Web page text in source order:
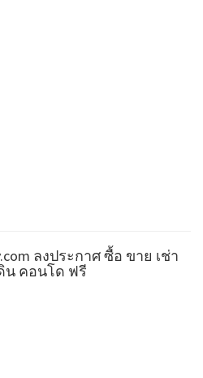
ลงประกาศ ซื้อ ขาย เช่า
น คอนโด ฟรี